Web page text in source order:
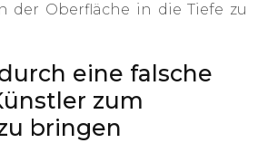
der Oberfläche in die Tiefe zu
eine falsche
zum
bringen